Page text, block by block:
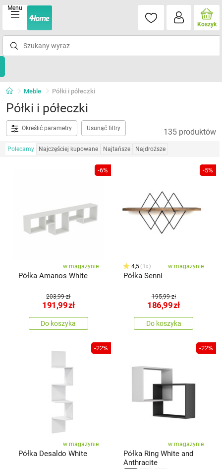
Menu
Koszyk
Meble Półki i półeczki
Półki i półeczki
Określić parametry Usunąć filtry 135 produktów
Polecamy Najczęściej kupowane Najtańsze Najdroższe
-6%
w magazynie
Półka Amanos White
203,99 zł
191,99zł
Do koszyka
-5%
4,5 1x w magazynie
Półka Senni
195,99 zł
186,99zł
Do koszyka
-22%
w magazynie
Półka Desaldo White
-22%
w magazynie
Półka Ring White and
Anthracite